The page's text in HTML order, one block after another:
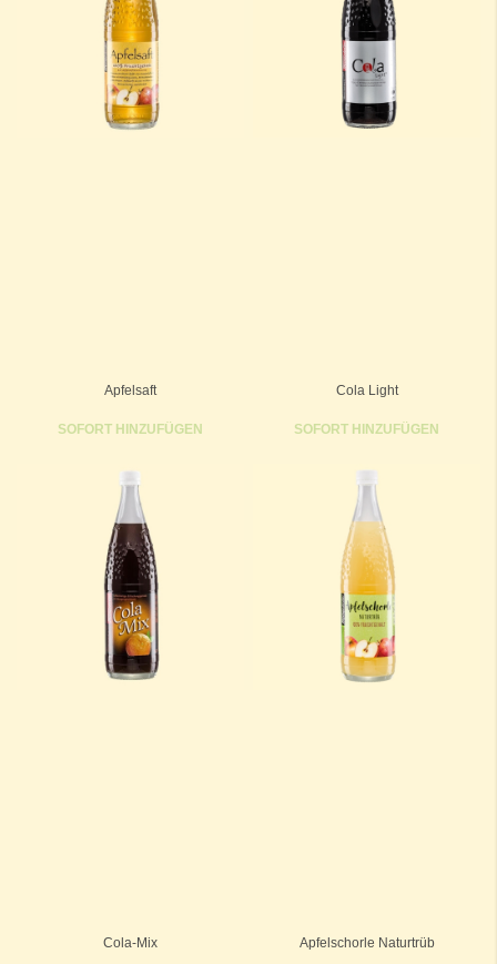
Apfelsaft
SOFORT HINZUFÜGEN
Cola Light
SOFORT HINZUFÜGEN
Cola-Mix Apfelschorle Naturtrüb